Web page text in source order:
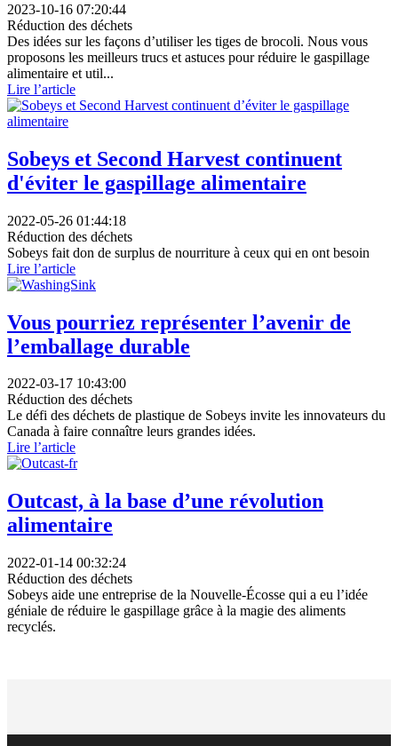
2023-10-16 07:20:44
Réduction des déchets
Des idées sur les façons d’utiliser les tiges de brocoli. Nous vous
proposons les meilleurs trucs et astuces pour réduire le gaspillage
alimentaire et util...
Lire l’article
Sobeys et Second Harvest continuent
d'éviter le gaspillage alimentaire
2022-05-26 01:44:18
Réduction des déchets
Sobeys fait don de surplus de nourriture à ceux qui en ont besoin
Lire l’article
Vous pourriez représenter l’avenir de
l’emballage durable
2022-03-17 10:43:00
Réduction des déchets
Le défi des déchets de plastique de Sobeys invite les innovateurs du
Canada à faire connaître leurs grandes idées.
Lire l’article
Outcast, à la base d’une révolution
alimentaire
2022-01-14 00:32:24
Réduction des déchets
Sobeys aide une entreprise de la Nouvelle-Écosse qui a eu l’idée
géniale de réduire le gaspillage grâce à la magie des aliments
recyclés.